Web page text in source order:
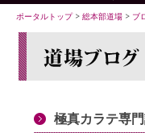
ポータルトップ> 総本部道場 > ブ
極真カラテ専